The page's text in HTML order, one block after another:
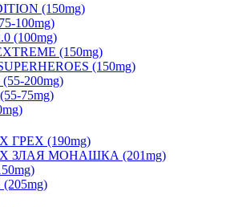
(150mg)
100mg)
(100mg)
(150mg)
(150mg)
200mg)
75mg)
ГРЕХ (190mg)
X ЗЛАЯ МОНАШКА (201mg)